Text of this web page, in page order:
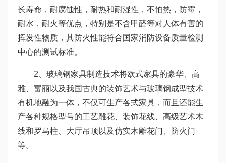
长寿命，耐腐蚀性，耐热和耐湿性，不怕热，防霉，
耐水，耐火等优点，特别是不含甲醛等对人体有害的
挥发性物质，其防火性能符合国家消防设备质量检测
中心的测试标准。
2、玻璃钢家具制造技术将欧式家具的豪华、高
雅、富丽以及我国古典的装饰艺术与玻璃钢成型技术
有机地融为一体，不仅可生产各式家具，而且还能生
产各种规格型号的工艺雕花、装饰花线、高级艺术木
线和罗马柱、大厅吊顶以及仿实木雕花门、防火门
等。